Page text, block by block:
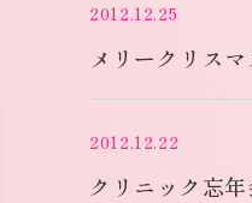
2012.12.25
メリークリス
2012.12.22
クリニック忘